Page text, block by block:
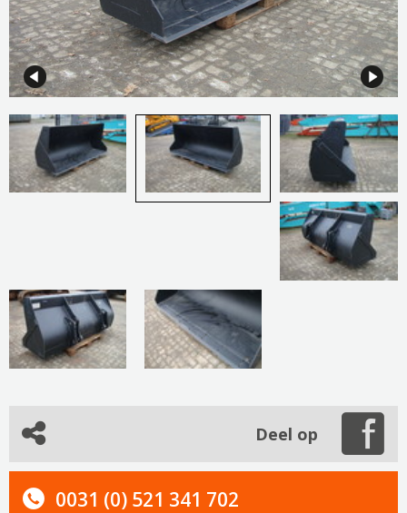
Deel op
0031 (0) 521 341 702